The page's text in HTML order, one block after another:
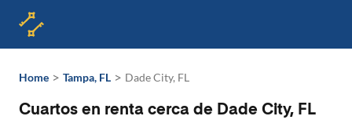
Home > Tampa, FL > Dade City, FL
Cuartos en renta cerca de Dade City, FL